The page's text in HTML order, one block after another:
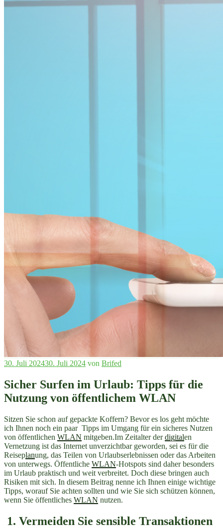
Veröffentlicht
30. Juli 202430. Juli 2024 von Brifed
Sicher Surfen im Urlaub: Tipps für die
Nutzung von öffentlichem WLAN
Sitzen Sie schon auf gepackte Koffern? Bevor es los geht möchte
ich Ihnen noch ein paar Tipps im Umgang für ein sicheres Nutzen
von öffentlichen WLAN mitgeben.Im Zeitalter derdigitalen
Vernetzung ist das Internet unverzichtbar geworden, sei es für die
Reiseplanung, das Teilen von Urlaubserlebnissen oder das Arbeiten
von unterwegs. Öffentliche WLAN-Hotspots sind daher besonders
im Urlaub praktisch und weit verbreitet. Doch diese bringen auch
Risiken mit sich. In diesem Beitrag nenne ich Ihnen einige wichtige
Tipps, worauf Sie achten sollten und wie Sie sich schützen können,
wenn Sie öffentliches WLAN nutzen.
1. Vermeiden Sie sensible Transaktionen